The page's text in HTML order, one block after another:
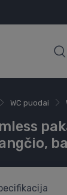
WC puodai